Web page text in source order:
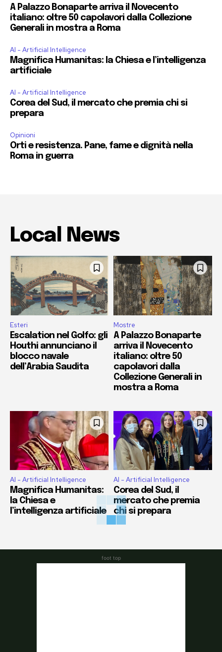
A Palazzo Bonaparte arriva il Novecento
italiano: oltre 50 capolavori dalla Collezione
Generali in mostra a Roma
AI - Artificial Intelligence
Magnifica Humanitas: la Chiesa e l’intelligenza
artificiale
AI - Artificial Intelligence
Corea del Sud, il mercato che premia chi si
prepara
Opinioni
Orti e resistenza. Pane, fame e dignità nella
Roma in guerra
Local News
Esteri
Escalation nel Golfo: gli
Houthi annunciano il
blocco navale
dell’Arabia Saudita
Mostre
A Palazzo Bonaparte
arriva il Novecento
italiano: oltre 50
capolavori dalla
Collezione Generali in
mostra a Roma
AI - Artificial Intelligence
Magnifica Humanitas:
la Chiesa e
l’intelligenza artificiale
AI - Artificial Intelligence
Corea del Sud, il
mercato che premia
chi si prepara
foot top